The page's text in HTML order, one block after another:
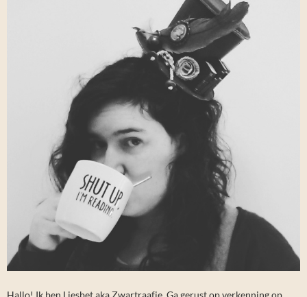
Hallo! Ik ben Liesbet aka Zwartraafje. Ga gerust op verkenning op